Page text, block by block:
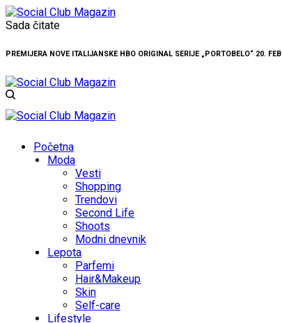
Sada čitate
PREMIJERA NOVE ITALIJANSKE HBO ORIGINAL SERIJE „PORTOBELO“ 20.
Početna
Moda
Vesti
Shopping
Trendovi
Second Life
Shoots
Modni dnevnik
Lepota
Parfemi
Hair&Makeup
Skin
Self-care
Lifestyle